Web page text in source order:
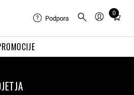
Podpora
0
Total
cart: